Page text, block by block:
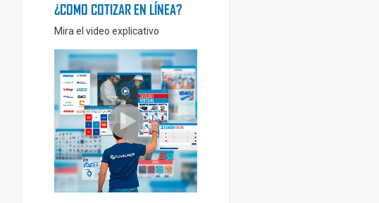
¿COMO COTIZAR EN LÍNEA?
Mira el video explicativo